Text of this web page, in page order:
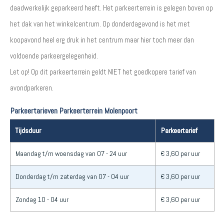
daadwerkelijk geparkeerd heeft. Het parkeerterrein is gelegen boven op
het dak van het winkelcentrum. Op donderdagavond is het met
koopavond heel erg druk in het centrum maar hier toch meer dan
voldoende parkeergelegenheid.
Let op! Op dit parkeerterrein geldt NIET het goedkopere tarief van
avondparkeren.
Parkeertarieven Parkeerterrein Molenpoort
Tijdsduur Parkeertarief
Maandag t/m woensdag van 07 - 24 uur € 3,60 per uur
Donderdag t/m zaterdag van 07 - 04 uur € 3,60 per uur
Zondag 10 - 04 uur € 3,60 per uur